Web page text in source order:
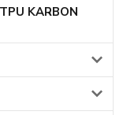
KARBON